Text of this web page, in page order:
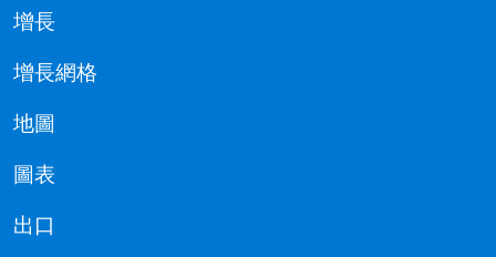
增長
增長網格
地圖
圖表
出口